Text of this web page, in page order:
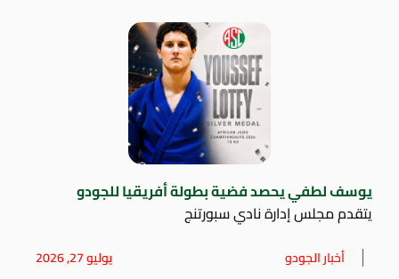
يوسف لطفي يحصد فضية بطولة أفريقيا للجودو
يتقدم مجلس إدارة نادي سبورتنج
أخبار الجودو يوليو 27, 2026